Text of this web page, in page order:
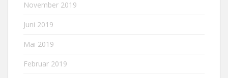
November 2019
Juni 2019
Mai 2019
Februar 2019